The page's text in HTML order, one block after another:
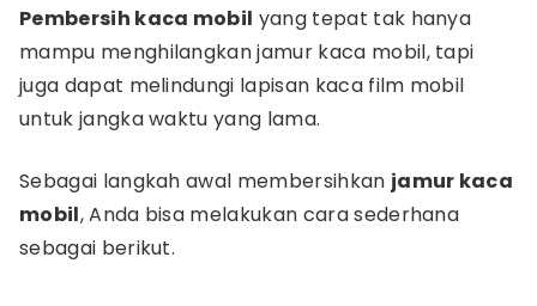
Pembersih kaca mobil yang tepat tak hanya
mampu menghilangkan jamur kaca mobil, tapi
juga dapat melindungi lapisan kaca film mobil
untuk jangka waktu yang lama.
Sebagai langkah awal membersihkan jamur kaca
mobil, Anda bisa melakukan cara sederhana
sebagai berikut.